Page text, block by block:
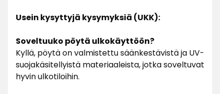
Usein kysyttyjä kysymyksiä (UKK):
Soveltuuko pöytä ulkokäyttöön?
Kyllä, pöytä on valmistettu säänkestävistä ja UV-
suojakäsitellyistä materiaaleista, jotka soveltuvat
hyvin ulkotiloihin.